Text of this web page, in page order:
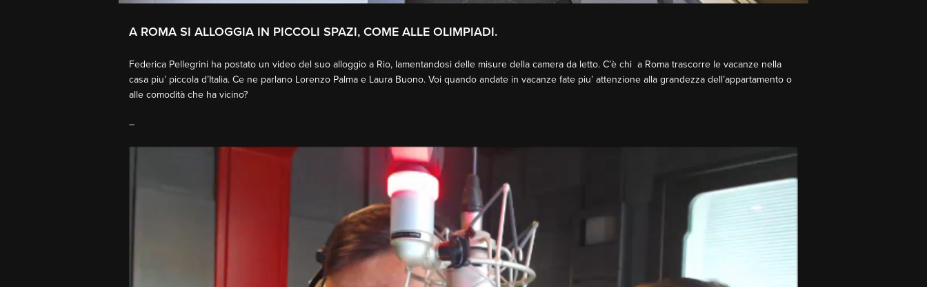
A ROMA SI ALLOGGIA IN PICCOLI SPAZI, COME ALLE OLIMPIADI.
Federica Pellegrini ha postato un video del suo alloggio a Rio, lamentandosi delle misure della camera da letto. C’è chi a Roma trascorre le vacanze nella
casa piu’ piccola d’Italia. Ce ne parlano Lorenzo Palma e Laura Buono. Voi quando andate in vacanze fate piu’ attenzione alla grandezza dell’appartamento o
alle comodità che ha vicino?
–